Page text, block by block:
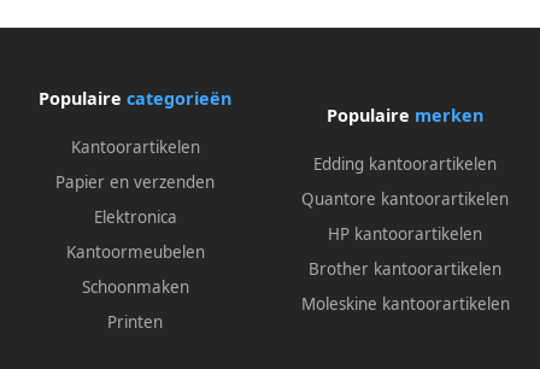
Populaire categorieën
Kantoorartikelen
Papier en verzenden
Elektronica
Kantoormeubelen
Schoonmaken
Printen
Populaire merken
Edding kantoorartikelen
Quantore kantoorartikelen
HP kantoorartikelen
Brother kantoorartikelen
Moleskine kantoorartikelen